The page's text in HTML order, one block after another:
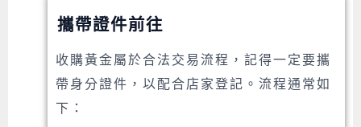
攜帶證件前往
收購黃金屬於合法交易流程，記得一定要攜
帶身分證件，以配合店家登記。流程通常如
下：